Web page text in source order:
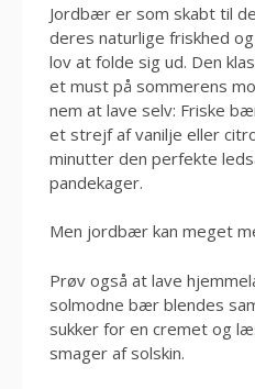
Jordbær er som skabt til
deres naturlige friskhed
lov at folde sig ud. Den
et must på sommerens
nem at lave selv: Friske
et strejf af vanilje eller
minutter den perfekte
pandekager.
Men jordbær kan meget
Prøv også at lave
solmodne bær blendes
sukker for en cremet og
smager af solskin.